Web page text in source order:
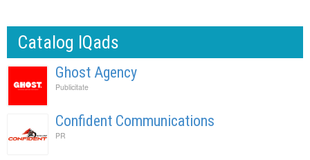
Catalog IQads
Ghost Agency
Publicitate
Confident Communications
PR